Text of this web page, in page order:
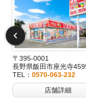
〒395-0001
長野県飯田市座光寺
TEL： 0570-063-232
店舗詳細